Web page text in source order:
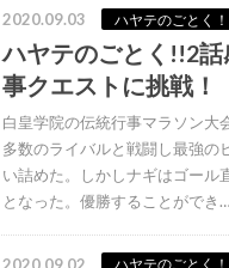
2020.09.03 ハヤテのごとく！
ハヤテのごとく!!2
事クエストに挑戦！
白皇学院の伝統行事マラソン大
多数のライバルと戦闘し最強の
い詰めた。しかしナギはゴール
となった。優勝することができ…
2020.09.02 ハヤテのごとく！